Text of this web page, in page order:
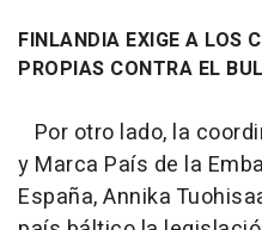
FINLANDIA EXIGE A LOS
PROPIAS CONTRA EL
Por otro lado, la
y Marca País de la
España, Annika